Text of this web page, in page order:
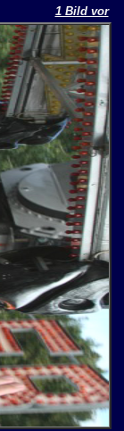
1 Bild vor